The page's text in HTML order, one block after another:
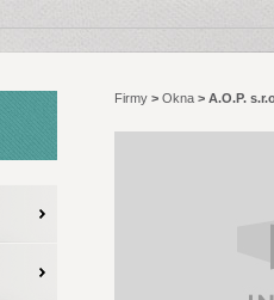
Firmy > Okna > A.O.P.